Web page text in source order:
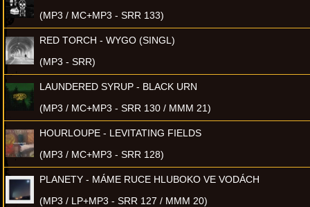
(MP3 / MC+MP3 - SRR 133)
RED TORCH - WYGO (SINGL)
(MP3 - SRR)
LAUNDERED SYRUP - BLACK URN
(MP3 / MC+MP3 - SRR 130 / MMM 21)
HOURLOUPE - LEVITATING FIELDS
(MP3 / MC+MP3 - SRR 128)
PLANETY - MÁME RUCE HLUBOKO VE VODÁCH
(MP3 / LP+MP3 - SRR 127 / MMM 20)